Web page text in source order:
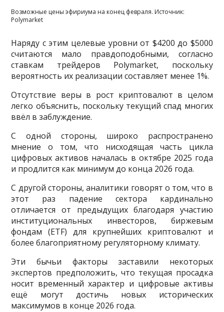
Возможные цены эфириума на конец февраля. Источник:
Polymarket
Наряду с этим целевые уровни от $4200 до $5000
считаются мало правдоподобными, согласно
ставкам трейдеров Polymarket, поскольку
вероятность их реализации составляет менее 1%.
Отсутствие веры в рост криптовалют в целом
легко объяснить, поскольку текущий спад многих
ввёл в заблуждение.
С одной стороны, широко распространено
мнение о том, что нисходящая часть цикла
цифровых активов началась в октябре 2025 года
и продлится как минимум до конца 2026 года.
С другой стороны, аналитики говорят о том, что в
этот раз падение сектора кардинально
отличается от предыдущих благодаря участию
институциональных инвесторов, биржевым
фондам (ETF) для крупнейших криптовалют и
более благоприятному регуляторному климату.
Эти бычьи факторы заставили некоторых
экспертов предположить, что текущая просадка
носит временный характер и цифровые активы
ещё могут достичь новых исторических
максимумов в конце 2026 года.